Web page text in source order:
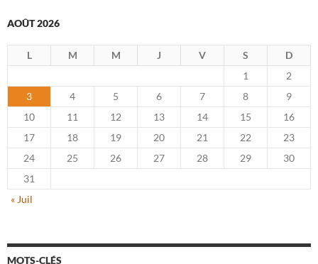
AOÛT 2026
L M M J V S
D
1
2
3
4 5 6 7 8
9
10
11 12 13 14 15
16
17
18 19 20 21 22
23
24
25 26 27 28 29
30
31
« Juil
MOTS-CLÉS